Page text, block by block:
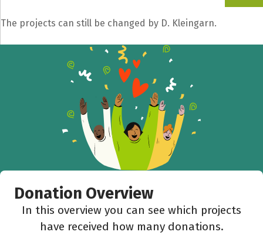
The projects can still be changed by D. Kleingarn.
Donation Overview
In this overview you can see which projects
have received how many donations.